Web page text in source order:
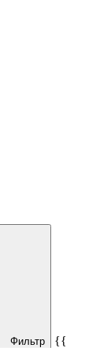
Фильтр
{{